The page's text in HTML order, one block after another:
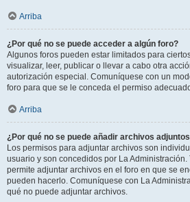
Arriba
¿Por qué no se puede acceder a algún foro?
Algunos foros pueden estar limitados para
visualizar, leer, publicar o llevar a cabo otra
autorización especial. Comuníquese con un
foro para que se le conceda el permiso
Arriba
¿Por qué no se puede añadir archivos
Los permisos para adjuntar archivos son
usuario y son concedidos por La
permite adjuntar archivos en el foro en que se
pueden hacerlo. Comuníquese con La
qué no puede adjuntar archivos.